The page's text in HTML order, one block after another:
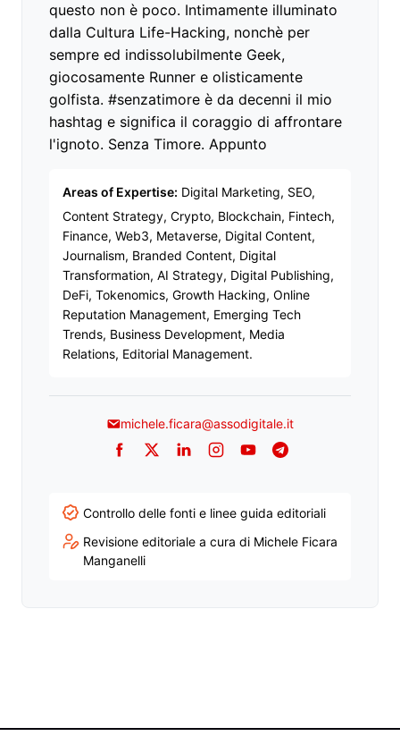
questo non è poco. Intimamente illuminato
dalla Cultura Life-Hacking, nonchè per
sempre ed indissolubilmente Geek,
giocosamente Runner e olisticamente
golfista. #senzatimore è da decenni il mio
hashtag e significa il coraggio di affrontare
l'ignoto. Senza Timore. Appunto
Areas of Expertise: Digital Marketing, SEO,
Content Strategy, Crypto, Blockchain, Fintech,
Finance, Web3, Metaverse, Digital Content,
Journalism, Branded Content, Digital
Transformation, AI Strategy, Digital Publishing,
DeFi, Tokenomics, Growth Hacking, Online
Reputation Management, Emerging Tech
Trends, Business Development, Media
Relations, Editorial Management.
michele.ficara@assodigitale.it
Facebook
TwitterLinkedInInstagram
YouTubeTelegram
Controllo delle fonti e linee guida editoriali
Revisione editoriale a cura di Michele Ficara
Manganelli